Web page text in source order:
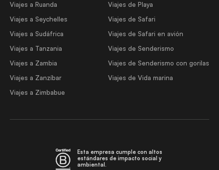
Viajes a Ruanda
Viajes a Seychelles
Viajes a Sudáfrica
Viajes a Tanzania
Viajes a Zambia
Viajes a Zanzíbar
Viajes a Zimbabue
Viajes de Playa
Viajes de Safari
Viajes de Safari en avión
Viajes de Senderismo
Viajes de Senderismo con gorilas
Viajes de Vida marina
Esta empresa cumple con altos
estándares de impacto social y
ambiental.